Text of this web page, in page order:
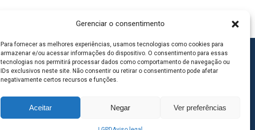
Gerenciar o consentimento
Para fornecer as melhores experiências, usamos tecnologias como cookies para
armazenar e/ou acessar informações do dispositivo. O consentimento para essas
tecnologias nos permitirá processar dados como comportamento de navegação ou
IDs exclusivos neste site. Não consentir ou retirar o consentimento pode afetar
negativamente certos recursos e funções.
Aceitar Negar Ver preferências